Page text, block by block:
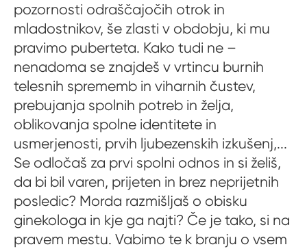
pozornosti odraščajočih otrok in
mladostnikov, še zlasti v obdobju, ki mu
pravimo puberteta. Kako tudi ne –
nenadoma se znajdeš v vrtincu burnih
telesnih sprememb in viharnih čustev,
prebujanja spolnih potreb in želja,
oblikovanja spolne identitete in
usmerjenosti, prvih ljubezenskih izkušenj,...
Se odločaš za prvi spolni odnos in si želiš,
da bi bil varen, prijeten in brez neprijetnih
posledic? Morda razmišljaš o obisku
ginekologa in kje ga najti? Če je tako, si na
pravem mestu. Vabimo te k branju o vsem